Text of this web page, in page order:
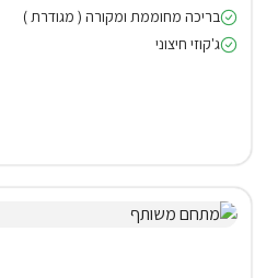
בריכה מחוממת ומקורה ( מגודרת )
ג'קוזי חיצוני